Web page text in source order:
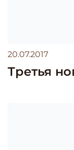
20.07.2017
Третья